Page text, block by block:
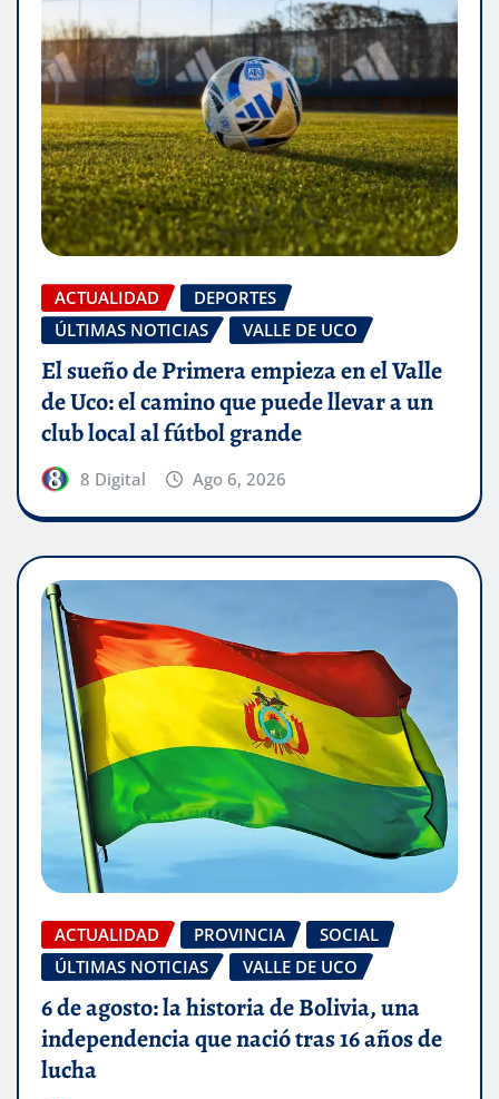
ACTUALIDAD
DEPORTES
ÚLTIMAS NOTICIAS
VALLE DE UCO
El sueño de Primera empieza en el Valle
de Uco: el camino que puede llevar a un
club local al fútbol grande
8 Digital Ago 6, 2026
ACTUALIDAD PROVINCIA
SOCIAL
ÚLTIMAS NOTICIAS
VALLE DE UCO
6 de agosto: la historia de Bolivia, una
independencia que nació tras 16 años de
lucha